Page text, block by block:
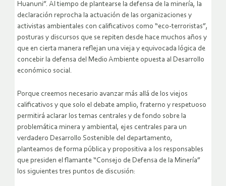
Huanuni”. Al tiempo de plantearse la defensa de la minería, la
declaración reprocha la actuación de las organizaciones y
activistas ambientales con calificativos como “eco-terroristas”,
posturas y discursos que se repiten desde hace muchos años y
que en cierta manera reflejan una vieja y equivocada lógica de
concebir la defensa del Medio Ambiente opuesta al Desarrollo
económico social.
Porque creemos necesario avanzar más allá de los viejos
calificativos y que solo el debate amplio, fraterno y respetuoso
permitirá aclarar los temas centrales y de fondo sobre la
problemática minera y ambiental, ejes centrales para un
verdadero Desarrollo Sostenible del departamento,
planteamos de forma pública y propositiva a los responsables
que presiden el flamante “Consejo de Defensa de la Minería”
los siguientes tres puntos de discusión: